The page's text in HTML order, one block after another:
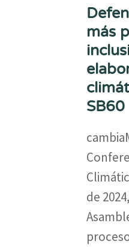
más
SB60
de